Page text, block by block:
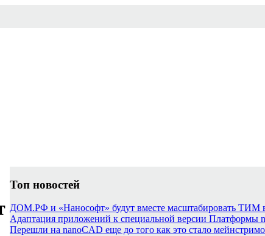
Топ новостей
ДОМ.РФ и «Нанософт» будут вместе масштабировать ТИМ в
Адаптация приложений к специальной версии
Перешли на nanoCAD еще до того как это стало